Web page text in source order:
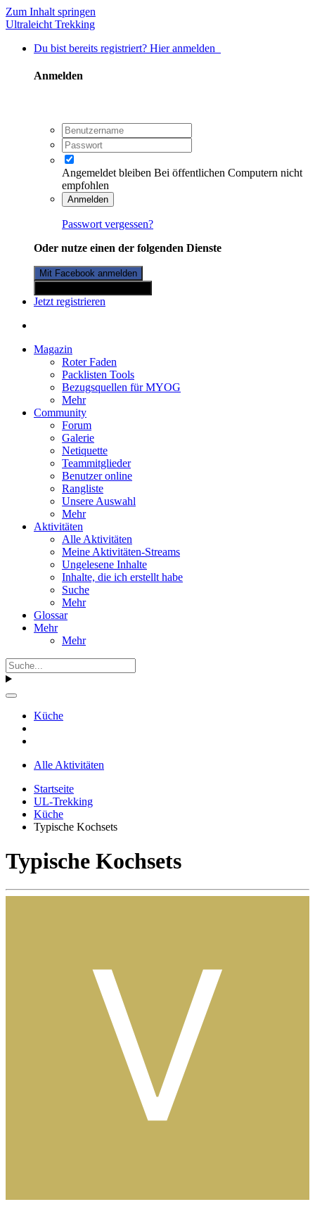
Zum Inhalt springen
Ultraleicht Trekking
Du bist bereits registriert? Hier anmelden
Anmelden
Angemeldet bleiben Bei öffentlichen Computern nicht
empfohlen
Anmelden
Passwort vergessen?
Oder nutze einen der folgenden Dienste
Mit Facebook anmelden
Jetzt registrieren
Magazin
Roter Faden
Packlisten Tools
Bezugsquellen für MYOG
Mehr
Community
Forum
Galerie
Netiquette
Teammitglieder
Benutzer online
Rangliste
Unsere Auswahl
Mehr
Aktivitäten
Alle Aktivitäten
Meine Aktivitäten-Streams
Ungelesene Inhalte
Inhalte, die ich erstellt habe
Suche
Mehr
Glossar
Mehr
Mehr
Küche
Alle Aktivitäten
Startseite
UL-Trekking
Küche
Typische Kochsets
Typische Kochsets